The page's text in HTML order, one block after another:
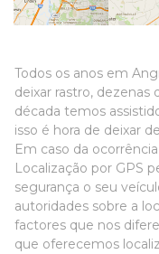
Todos os anos em
deixar rastro, dezenas
década temos
isso é hora de deixar
Em caso da
Localização por GPS
segurança o seu
autoridades sobre a
factores que nos
que oferecemos